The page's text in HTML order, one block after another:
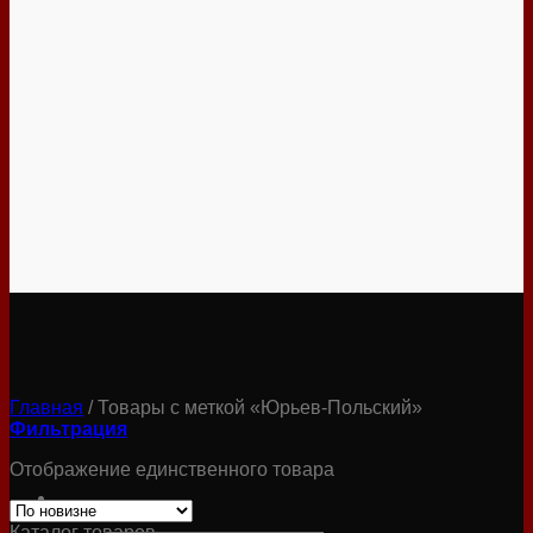
Главная /Товары с меткой «Юрьев-Польский»
Фильтрация
Отображение единственного товара